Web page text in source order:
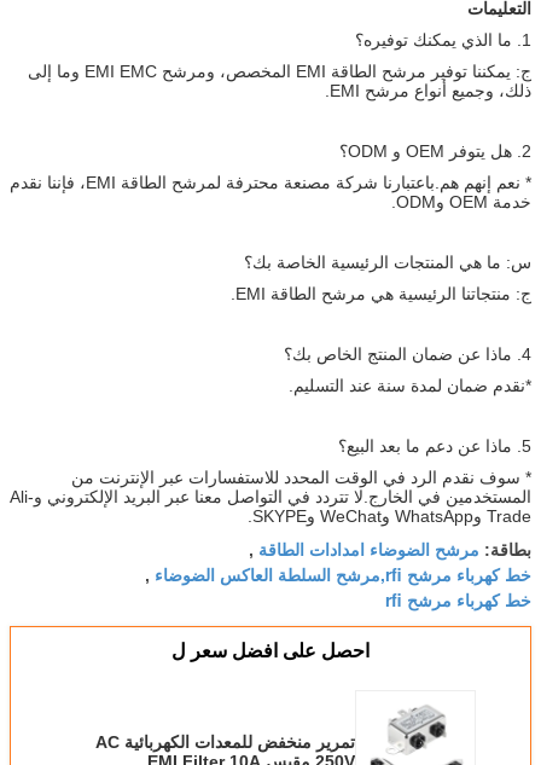
التعليمات
1. ما الذي يمكنك توفيره؟
ج: يمكننا توفير مرشح الطاقة EMI المخصص، ومرشح EMI EMC وما إلى
ذلك، وجميع أنواع مرشح EMI.
2. هل يتوفر OEM و ODM؟
* نعم إنهم هم.باعتبارنا شركة مصنعة محترفة لمرشح الطاقة EMI، فإننا نقدم
خدمة OEM وODM.
س: ما هي المنتجات الرئيسية الخاصة بك؟
ج: منتجاتنا الرئيسية هي مرشح الطاقة EMI.
4. ماذا عن ضمان المنتج الخاص بك؟
*نقدم ضمان لمدة سنة عند التسليم.
5. ماذا عن دعم ما بعد البيع؟
* سوف نقدم الرد في الوقت المحدد للاستفسارات عبر الإنترنت من
المستخدمين في الخارج.لا تتردد في التواصل معنا عبر البريد الإلكتروني وAli-
Trade وWhatsApp وWeChat وSKYPE.
بطاقة: مرشح الضوضاء امدادات الطاقة ,
خط كهرباء مرشح rfi,مرشح السلطة العاكس الضوضاء ,
خط كهرباء مرشح rfi
احصل على افضل سعر ل
تمرير منخفض للمعدات الكهربائية AC